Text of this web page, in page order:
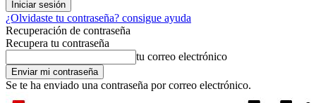
¿Olvidaste tu contraseña? consigue ayuda
Recuperación de contraseña
Recupera tu contraseña
tu correo electrónico
Se te ha enviado una contraseña por correo electrónico.